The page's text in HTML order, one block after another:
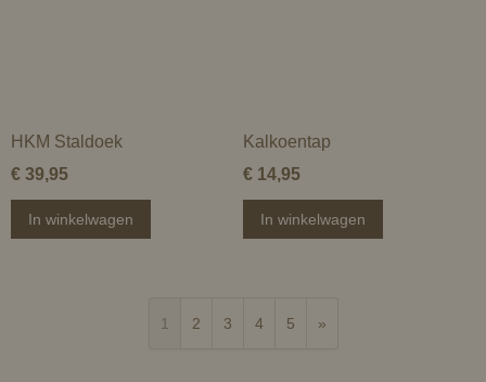
HKM Staldoek
€ 39,95
In winkelwagen
Kalkoentap
€ 14,95
In winkelwagen
1 2 3 4 5 »